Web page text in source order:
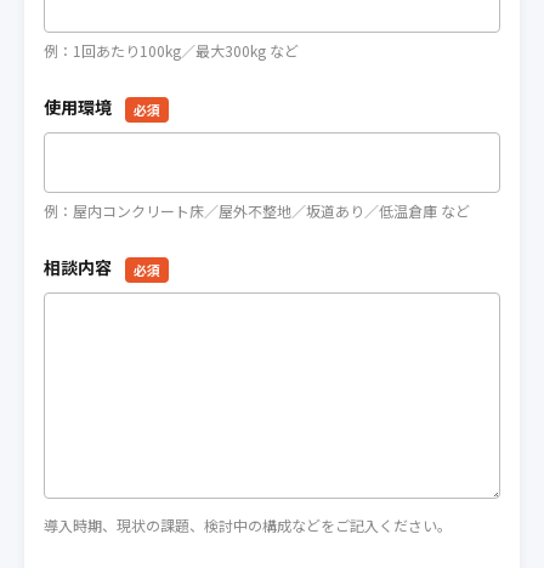
例：1回あたり100kg／最大300kg など
使用環境 必須
例：屋内コンクリート床／屋外不整地／坂道あり／低温倉庫 など
相談内容 必須
導入時期、現状の課題、検討中の構成などをご記入ください。